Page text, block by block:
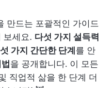
만드는 포괄적인 가이드
보세요. 다섯 가지 설득력
가지 간단한 단계 를 안
을 공개합니다. 이 모든
직업적 삶을 한 단계 더